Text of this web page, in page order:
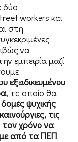
δύο
workers και
στη
να
εμπειρία μαζί
εξειδικευμένου
, το οποίο θα
ψυχικής
τις
τον χρόνο να
από τα ΠΕΠ